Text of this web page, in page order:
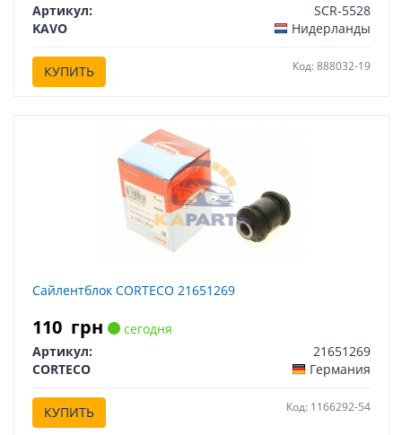
Артикул:
SCR-5528
KAVO
Нидерланды
КУПИТЬ Код: 888032-19
Сайлентблок CORTECO 21651269
110 грн
сегодня
Артикул:
21651269
CORTECO
Германия
КУПИТЬ Код: 1166292-54